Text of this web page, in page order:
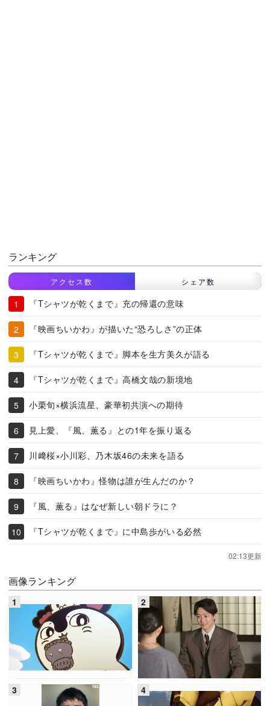
ランキング
アクセス数 シェア数
『Tシャツが乾くまで』充の帰還の意味
『映画ちいかわ』が描いた“恐ろしさ”の正体
『Tシャツが乾くまで』脚本を生方美久が語る
『Tシャツが乾くまで』高橋文哉の新境地
小栗旬×横浜流星、豪華初共演への期待
見上愛、『風、薫る』との1年を振り返る
川﨑桜×小川彩、乃木坂46の未来を語る
『映画ちいかわ』怪物は誰が生んだのか？
『風、薫る』はなぜ新しい朝ドラに？
『Tシャツが乾くまで』に中島歩がいる必然
02:13更新
画像ランキング